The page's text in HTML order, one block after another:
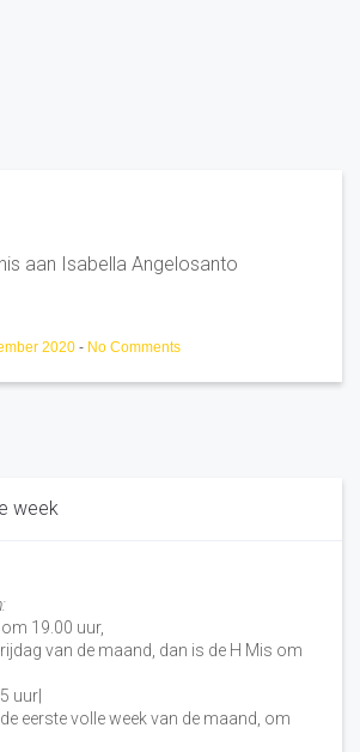
aan Isabella Angelosanto
2020 - No Comments
week
19.00 uur,
van de maand, dan is de H Mis om
uur|
eerste volle week van de maand, om